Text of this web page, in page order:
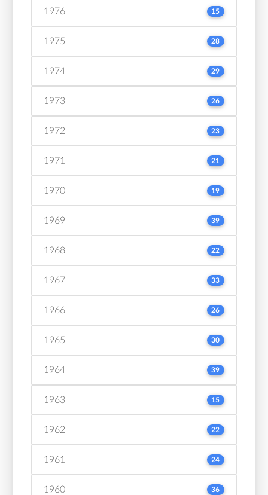
1976 15
1975 28
1974 29
1973 26
1972 23
1971 21
1970 19
1969 39
1968 22
1967 33
1966 26
1965 30
1964 39
1963 15
1962 22
1961 24
1960 36